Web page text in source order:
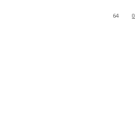
0
64